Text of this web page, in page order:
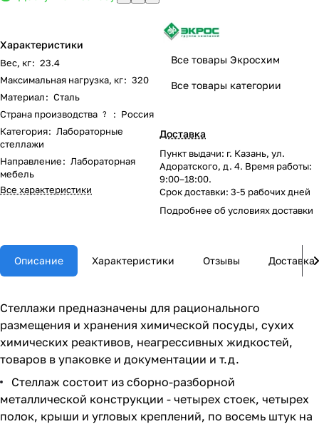
Характеристики
Вес, кг: 23.4
Максимальная нагрузка, кг: 320
Материал: Сталь
Страна производства ? : Россия
Категория: Лабораторные
стеллажи
Направление: Лабораторная
мебель
Все характеристики
Все товары Экросхим
Все товары категории
Доставка
Пункт выдачи: г. Казань, ул.
Адоратского, д. 4. Время работы:
9:00–18:00.
Срок доставки: 3-5 рабочих дней
Подробнее обусловиях доставки
Описание Характеристики Отзывы Доставка
Стеллажи предназначены для рационального
размещения и хранения химической посуды, сухих
химических реактивов, неагрессивных жидкостей,
товаров в упаковке и документации и т.д.
Стеллаж состоит из сборно-разборной
металлической конструкции - четырех стоек, четырех
полок, крыши и угловых креплений, по восемь штук на